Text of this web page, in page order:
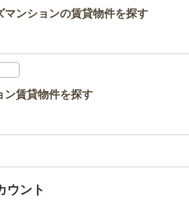
マンションの賃貸物件を探す
ン賃貸物件を探す
ウント